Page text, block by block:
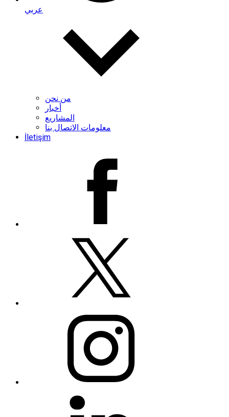
عربي
من نحن
أخبار
المشاريع
معلومات الاتصال بنا
İletişim